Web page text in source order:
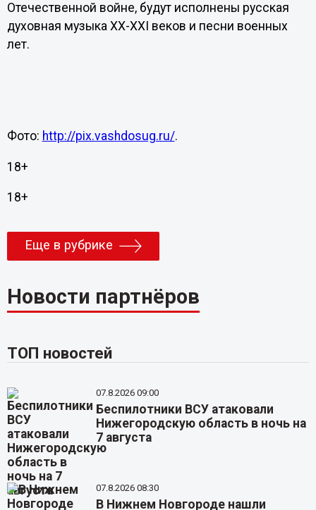
Отечественной войне, будут исполнены русская
духовная музыка XX-XXI веков и песни военных
лет.
Фото: http://pix.vashdosug.ru/.
18+
18+
Еще в рубрике
Новости партнёров
ТОП новостей
07.8.2026 09:00
Беспилотники ВСУ атаковали
Нижегородскую область в ночь на
7 августа
07.8.2026 08:30
В Нижнем Новгороде нашли